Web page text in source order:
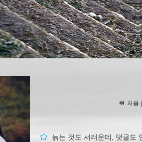
처음 |
늙는 것도 서러운데, 댓글도